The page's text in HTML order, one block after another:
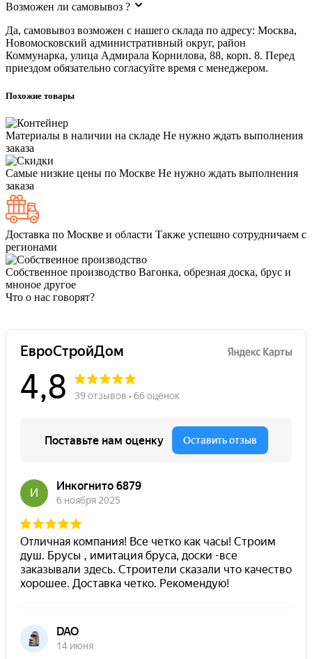
Возможен ли самовывоз ?
Да, самовывоз возможен с нашего склада по адресу: Москва,
Новомосковский административный округ, район
Коммунарка, улица Адмирала Корнилова, 88, корп. 8. Перед
приездом обязательно согласуйте время с менеджером.
Похожие товары
Материалы в наличии на складе Не нужно ждать выполнения
заказа
Самые низкие цены по Москве Не нужно ждать выполнения
заказа
Доставка по Москве и области Также успешно сотрудничаем с
регионами
Собственное производство Вагонка, обрезная доска, брус и
мноное другое
Что о нас говорят?